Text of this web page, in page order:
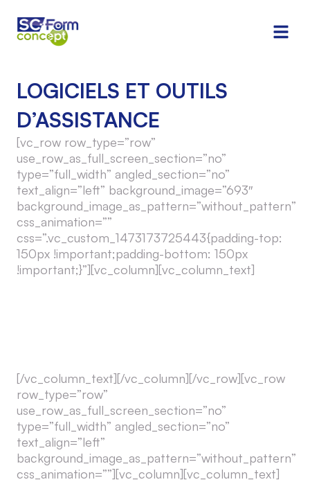
LOGICIELS ET OUTILS
D’ASSISTANCE
[vc_row row_type=”row”
use_row_as_full_screen_section=”no”
type=”full_width” angled_section=”no”
text_align=”left” background_image=”693″
background_image_as_pattern=”without_pattern”
css_animation=””
css=”.vc_custom_1473173725443{padding-top:
150px !important;padding-bottom: 150px
!important;}”][vc_column][vc_column_text]
[/vc_column_text][/vc_column][/vc_row][vc_row
row_type=”row”
use_row_as_full_screen_section=”no”
type=”full_width” angled_section=”no”
text_align=”left”
background_image_as_pattern=”without_pattern”
css_animation=””][vc_column][vc_column_text]